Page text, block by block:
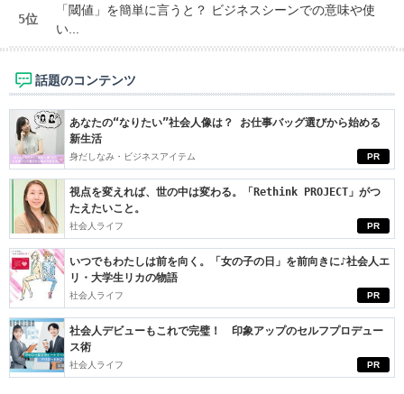
5位
「閾値」を簡単に言うと？ ビジネスシーンでの意味や使
い...
話題のコンテンツ
PR
あなたの“なりたい”社会人像は？ お仕事バッグ選びから始める
新生活
身だしなみ・ビジネスアイテム
PR
視点を変えれば、世の中は変わる。「Rethink PROJECT」がつ
たえたいこと。
社会人ライフ
PR
いつでもわたしは前を向く。「女の子の日」を前向きに♪社会人エ
リ・大学生リカの物語
社会人ライフ
PR
社会人デビューもこれで完璧！ 印象アップのセルフプロデュー
ス術
社会人ライフ